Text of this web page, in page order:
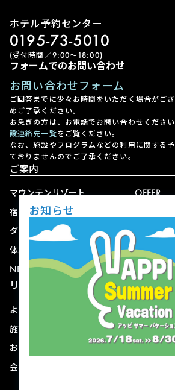
ホテル予約センター
0195-73-5010
(受付時間／9:00〜18:00)
フォームでのお問い合わせ
お問い合わせフォーム
ご回答までに少々お時間をいただく場合がご
めご了承ください。
お急ぎの方は、お電話でお問い合わせくださ
設連絡先一覧をご覧ください。
なお、施設やプログラムなどの利用に関する
ておりませんのでご了承ください。
ご案内
マウンテンリゾート
宿泊
ダイニング
体験
NEWS
OFFER
ショップ
リゾート情報
よくある質問
施設連絡先一覧
お問い合わせ
会社概要
関連施設
資料ダウ
お知らせ